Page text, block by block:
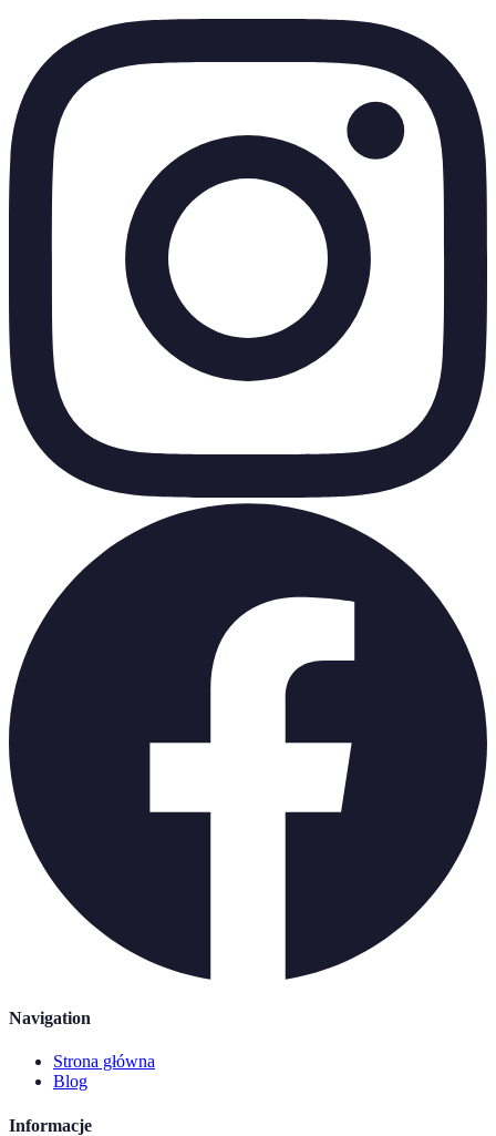
Navigation
Strona główna
Blog
Informacje